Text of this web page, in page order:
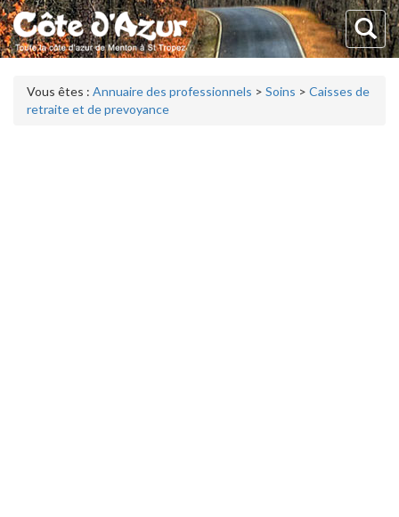
Vous êtes : Annuaire des professionnels > Soins > Caisses de
retraite et de prevoyance